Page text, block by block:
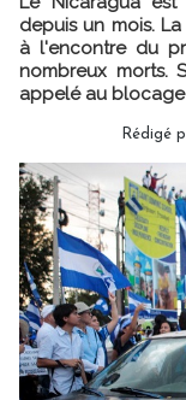
depuis un mois.
à l'encontre du
nombreux morts.
appelé au blocage
Rédigé